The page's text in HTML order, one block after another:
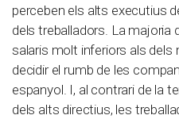
perceben els alts executius
dels treballadors. La majoria
salaris molt inferiors als dels
decidir el rumb de les
espanyol. I, al contrari de la
dels alts directius, les